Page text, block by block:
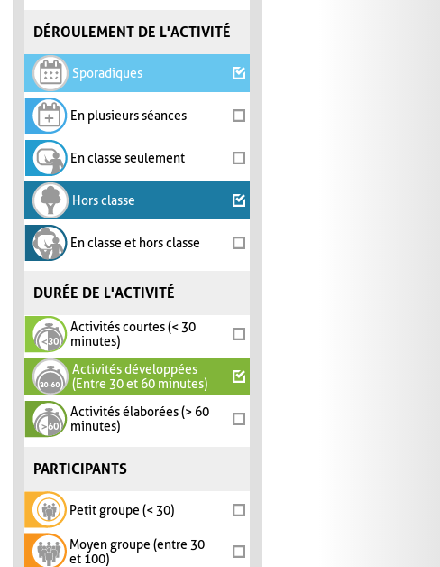
DÉROULEMENT DE L'ACTIVITÉ
Sporadiques
En plusieurs séances
En classe seulement
Hors classe
En classe et hors classe
DURÉE DE L'ACTIVITÉ
Activités courtes (< 30
minutes)
Activités développées
(Entre 30 et 60 minutes)
Activités élaborées (> 60
minutes)
PARTICIPANTS
Petit groupe (< 30)
Moyen groupe (entre 30
et 100)